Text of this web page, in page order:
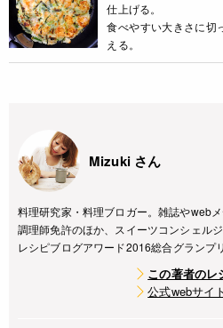
仕上げる。
食べやすい大きさに切
える。
Mizuki さん
料理研究家・料理ブロガー。雑誌やwebメ
調理師免許のほか、スイーツコンシェルジ
レシピブログアワード2016総合グランプ
この著者のレ
公式webサイト